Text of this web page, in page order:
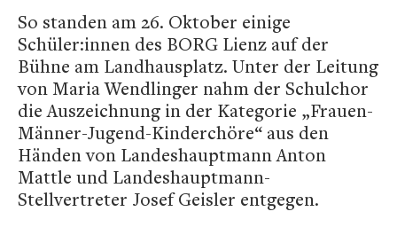
So standen am 26. Oktober einige
Schüler:innen des BORG Lienz auf der
Bühne am Landhausplatz. Unter der Leitung
von Maria Wendlinger nahm der Schulchor
die Auszeichnung in der Kategorie „Frauen-
Männer-Jugend-Kinderchöre“ aus den
Händen von Landeshauptmann Anton
Mattle und Landeshauptmann-
Stellvertreter Josef Geisler entgegen.